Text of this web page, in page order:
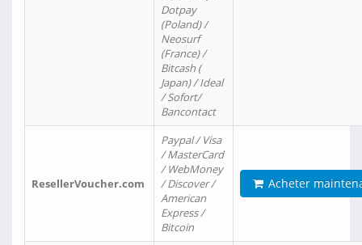
Dotpay
(Poland) /
Neosurf
(France) /
Bitcash (
Japan) / Ideal
/ Sofort/
Bancontact
ResellerVoucher.com
Paypal / Visa
/ MasterCard
/ WebMoney
/ Discover /
American
Express /
Bitcoin
Acheter